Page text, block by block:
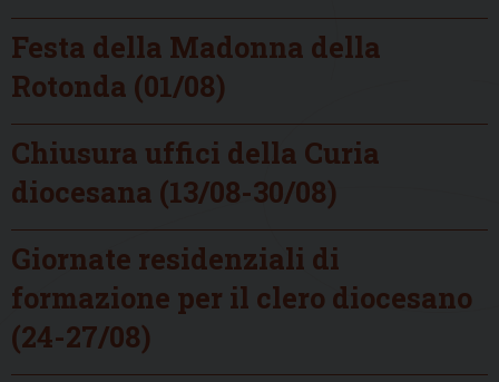
Festa della Madonna della
Rotonda (01/08)
Chiusura uffici della Curia
diocesana (13/08-30/08)
Giornate residenziali di
formazione per il clero diocesano
(24-27/08)